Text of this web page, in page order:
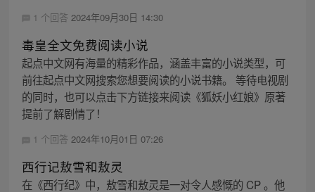
1 个回答 2024年09月30日 14:30
毒皇全文免费阅读小说
起点中文网有海量的精彩作品，涵盖丰富的小说类型，可
前往起点中文网搜索您想要阅读的小说书籍。 等待电视剧
的同时，也可以点击下方链接来阅读《狐妖小红娘》原著
提前了解剧情了！
1 个回答 2024年10月01日 07:26
西行记敖雪和敖灵
在《西行纪》中，敖雪和敖灵是一对令人感慨的 CP 。他